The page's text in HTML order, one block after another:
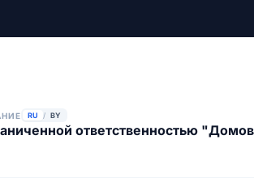
RU / BY
ответственностью